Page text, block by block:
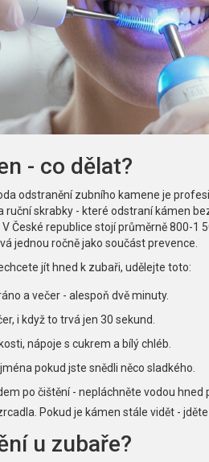
- co dělat?
odstranění zubního kamene je
skrabky - které odstraní kámen
České republice stojí průměrně 800-1
jednou ročně jako součást prevence.
jít hned k zubaři, udělejte toto:
a večer - alespoň dvě minuty.
i když to trvá jen 30 sekund.
nápoje s cukrem a bílý chléb.
pokud jste snědli něco sladkého.
po čištění - nepláchněte vodou hned
Pokud je kámen stále vidět -
u zubaře?